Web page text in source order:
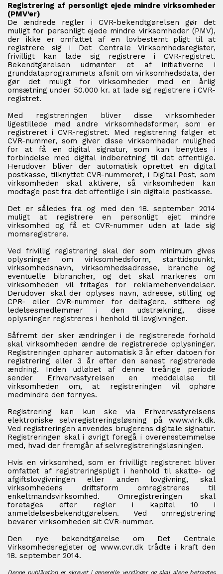
Registrering af personligt ejede mindre virksomheder
(PMV’er)
De ændrede regler i CVR-bekendtgørelsen gør det
muligt for personligt ejede mindre virksomheder (PMV),
der ikke er omfattet af en lovbestemt pligt til at
registrere sig i Det Centrale Virksomhedsregister,
frivilligt kan lade sig registrere i CVR-registret.
Bekendtgørelsen udmønter et af initiativerne i
grunddataprogrammets afsnit om virksomhedsdata, der
gør det muligt for virksomheder med en årlig
omsætning under 50.000 kr. at lade sig registrere i CVR-
registret.
Med registreringen bliver disse virksomheder
ligestillede med andre virksomhedsformer, som er
registreret i CVR-registret. Med registrering følger et
CVR-nummer, som giver disse virksomheder mulighed
for at få en digital signatur, som kan benyttes i
forbindelse med digital indberetning til det offentlige.
Herudover bliver der automatisk oprettet en digital
postkasse, tilknyttet CVR-nummeret, i Digital Post, som
virksomheden skal aktivere, så virksomheden kan
modtage post fra det offentlige i sin digitale postkasse.
Det er således fra og med den 18. september 2014
muligt at registrere en personligt ejet mindre
virksomhed og få et CVR-nummer uden at lade sig
momsregistrere.
Ved frivillig registrering skal der som minimum gives
oplysninger om virksomhedsform, starttidspunkt,
virksomhedsnavn, virksomhedsadresse, branche og
eventuelle bibrancher, og det skal markeres om
virksomheden vil fritages for reklamehenvendelser.
Derudover skal der oplyses navn, adresse, stilling og
CPR- eller CVR-nummer for deltagere, stiftere og
ledelsesmedlemmer i den udstrækning, disse
oplysninger registreres i henhold til lovgivningen.
Såfremt der sker ændringer i de registrerede forhold
skal virksomheden ændre de registrerede oplysninger.
Registreringen ophører automatisk 3 år efter datoen for
registrering eller 3 år efter den senest registrerede
ændring. Inden udløbet af denne treårige periode
sender Erhvervsstyrelsen en meddelelse til
virksomheden om, at registreringen vil ophøre
medmindre den fornyes.
Registrering kan kun ske via Erhvervsstyrelsens
elektroniske selvregistreringsløsning på www.virk.dk.
Ved registreringen anvendes brugerens digitale signatur.
Registreringen skal i øvrigt foregå i overensstemmelse
med, hvad der fremgår af selvregistreringsløsningen.
Hvis en virksomhed, som er frivilligt registreret bliver
omfattet af registreringspligt i henhold til skatte- og
afgiftslovgivningen eller anden lovgivning, skal
virksomhedens driftsform omregistreres til
enkeltmandsvirksomhed. Omregistreringen skal
foretages efter regler i kapitel 10 i
anmeldelsesbekendtgørelsen. Ved omregistrering
bevarer virksomheden sit CVR-nummer.
Den nye bekendtgørelse om Det Centrale
Virksomhedsregister og www.cvr.dk trådte i kraft den
18. september 2014.
Denne publikation er skrevet i generelle vendinger og skal alene betragtes